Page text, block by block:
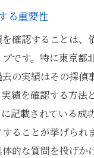
での探偵依頼の平均
得時に注意すべき
発生条件について
の節約方法と注意点
透明性を確認する
尽くす頼れる探偵
での一般的な探偵の
る重要性
確認することは、
です。特に東京都
の実績はその探偵
績を確認する方法
記載されている成
ることが挙げられ
的な質問を投げか